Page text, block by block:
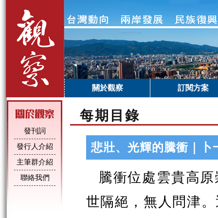
關於觀察 訂閱方案
發刊詞
發行人介紹
主筆群介紹
聯絡我們
每期目錄
悲壯、光輝的騰衝｜卜
騰衝位處雲貴高
世隔絕，無人問津